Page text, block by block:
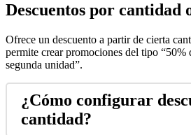
Descuentos por cantidad
Ofrece un descuento a partir de cierta
permite crear promociones del tipo “50%
segunda unidad”.
¿Cómo configurar
cantidad?